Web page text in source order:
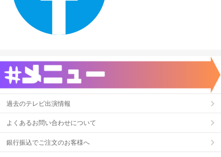
過去のテレビ出演情報
よくあるお問い合わせについて
銀行振込でご注文のお客様へ